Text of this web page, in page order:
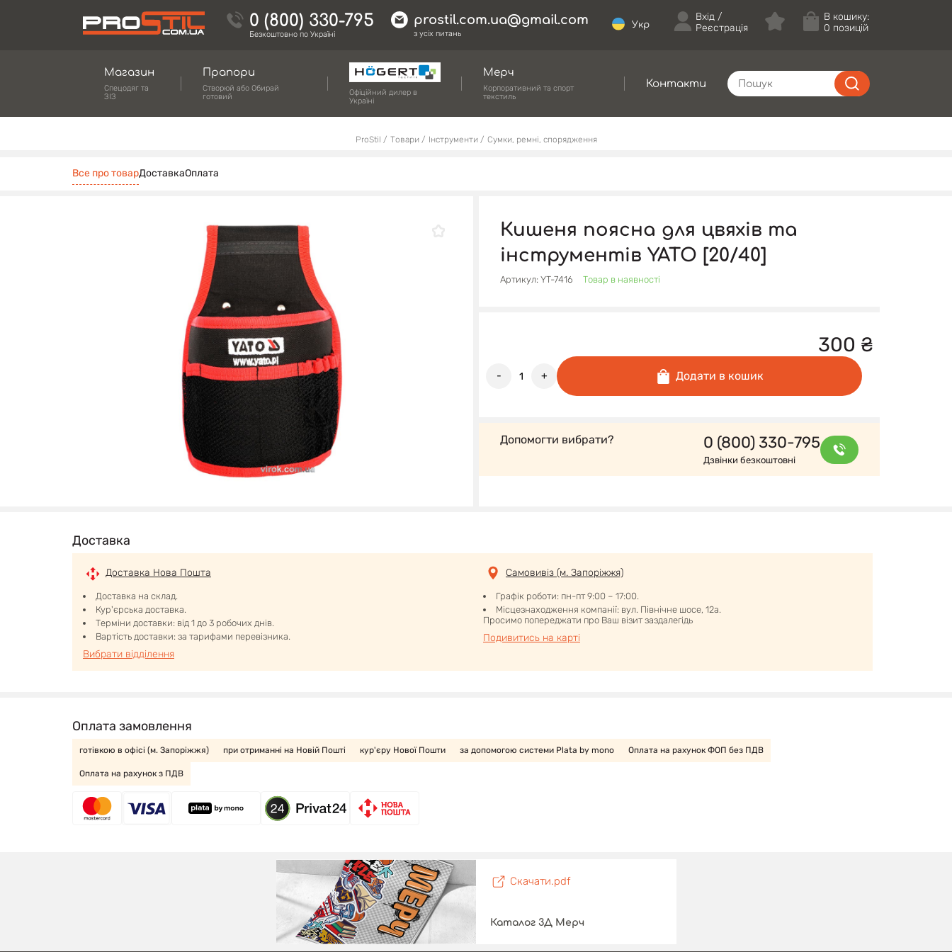
0 (800) 330-795
Безкоштовно по Україні
prostil.com.ua@gmail.com
з усіх питань
Укр
Вхід
Реєстрація
В кошику:
0 позицій
Магазин
Спецодяг та
ЗІЗ
Прапори
Створюй або Обирай
готовий
Офіційний дилер в
Україні
Мерч
Корпоративний та спорт
текстиль
Контакти
ProStil Товари Інструменти Сумки, ремні, спорядження
Все про товарДоставкаОплата
Кишеня поясна для цвяхів та
інструментів YATO [20/40]
Артикул: YT-7416 Товар в наявності
300 ₴
- + Додати в кошик
Допомогти вибрати? 0 (800) 330-795
Дзвінки безкоштовні
Доставка
Доставка Нова Пошта
Доставка на склад.
Кур'єрська доставка.
Терміни доставки: від 1 до 3 робочих днів.
Вартість доставки: за тарифами перевізника.
Вибрати відділення
Самовивіз (м. Запоріжжя)
Графік роботи: пн-пт 9:00 – 17:00.
Місцезнаходження компанії: вул. Північне шосе, 12а.
Просимо попереджати про Ваш візит заздалегідь
Подивитись на карті
Оплата замовлення
готівкою в офісі (м. Запоріжжя) при отриманні на Новій Пошті кур'єру Нової Пошти за допомогою системи Plata by mono Оплата на рахунок ФОП без ПДВ
Оплата на рахунок з ПДВ
Скачати.pdf
Каталог 3Д Мерч